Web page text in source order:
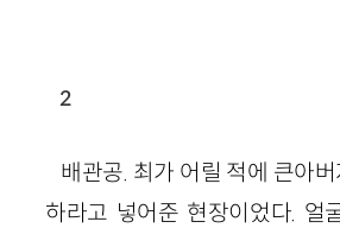
2
배관공. 최가 어릴 적에 큰아
하라고 넣어준 현장이었다. 얼